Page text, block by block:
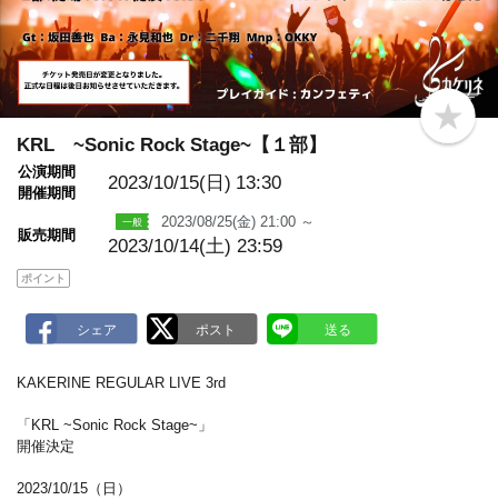
b
o
KRL ~Sonic Rock Stage~【１部】
公演期間
開催期間
2023/10/15(日) 13:30
販売期間
2023/08/25(金) 21:00 ～
2023/10/14(土) 23:59
ポイント
KAKERINE REGULAR LIVE 3rd
「KRL ~Sonic Rock Stage~」
開催決定
2023/10/15（日）